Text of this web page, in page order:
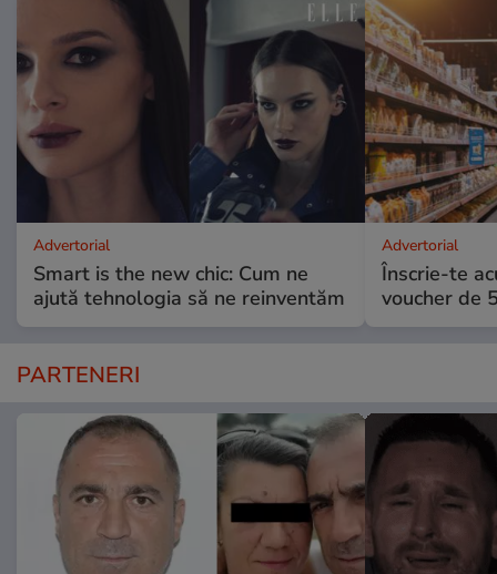
Advertorial
Smart is the new chic: Cum ne
ajută tehnologia să ne reinventăm
Advertorial
Înscrie-te
voucher de
PARTENERI